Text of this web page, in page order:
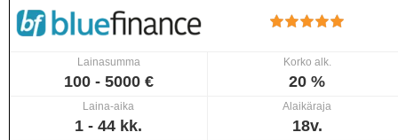
Lainasumma
100 - 5000 €
Korko alk.
20 %
Laina-aika
1 - 44 kk.
Alaikäraja
18v.